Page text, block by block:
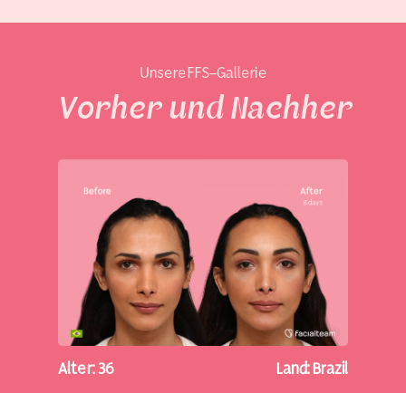
Unsere FFS-Gallerie
Vorher und Nachher
Alter: 36 Land: Brazil